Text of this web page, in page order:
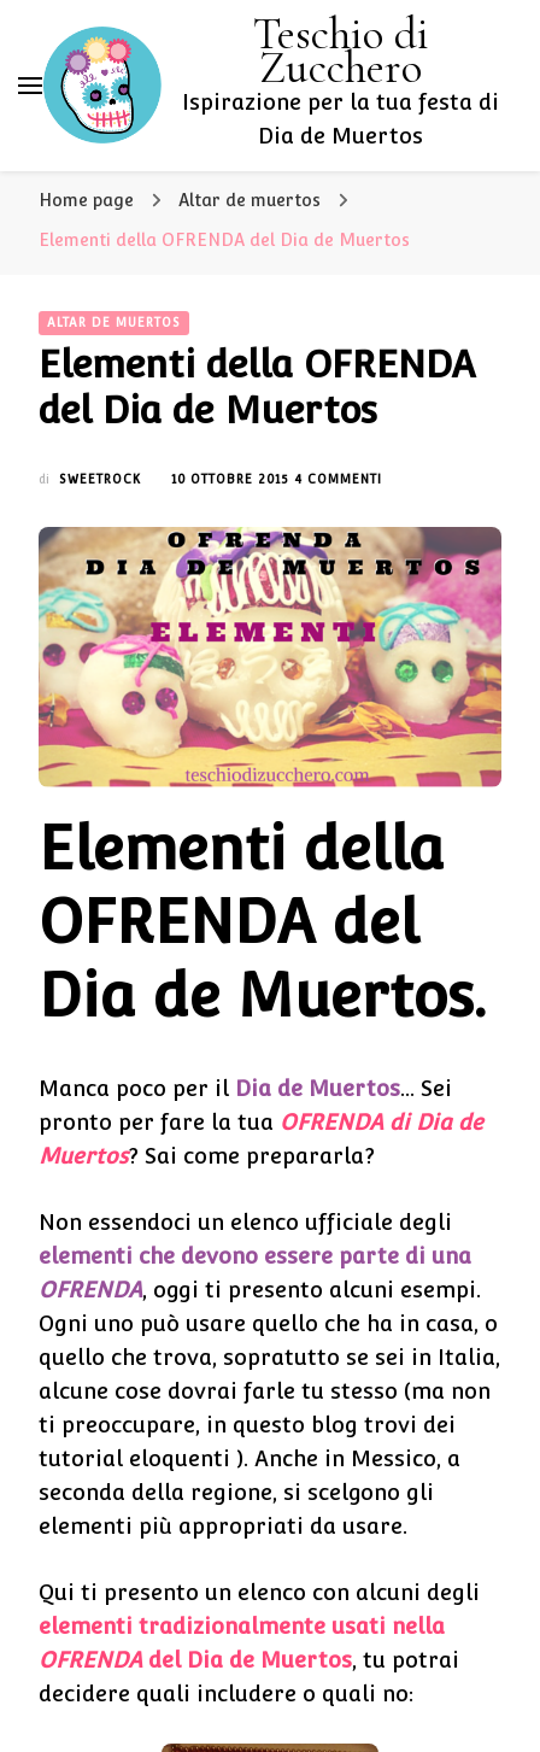
Teschio di
Zucchero
Ispirazione per la tua festa di
Dia de Muertos
Home page Altar de muertos
Elementi della OFRENDA del Dia de Muertos
ALTAR DE MUERTOS
Elementi della OFRENDA
del Dia de Muertos
di SWEETROCK 10 OTTOBRE 2015 4 COMMENTI
OFRENDA
DEL
DIA
DE
MUERTOS
Elementi della
OFRENDA del
Dia de Muertos.
Manca poco per il Dia de Muertos… Sei
pronto per fare la tua OFRENDA di Dia de
Muertos? Sai come prepararla?
Non essendoci un elenco ufficiale degli
elementi che devono essere parte di una
OFRENDA, oggi ti presento alcuni esempi.
Ogni uno può usare quello che ha in casa, o
quello che trova, sopratutto se sei in Italia,
alcune cose dovrai farle tu stesso (ma non
ti preoccupare, in questo blog trovi dei
tutorial eloquenti ). Anche in Messico, a
seconda della regione, si scelgono gli
elementi più appropriati da usare.
Qui ti presento un elenco con alcuni degli
elementi tradizionalmente usati nella
OFRENDAdel Dia de Muertos, tu potrai
decidere quali includere o quali no: